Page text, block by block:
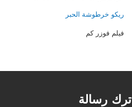
ريكو خرطوشة الحبر
فيلم فوزر كم
ترك رسالة